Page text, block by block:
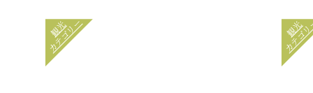
観光
カテゴリー 観光
カテ